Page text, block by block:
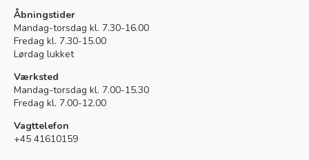
Åbningstider
Mandag-torsdag kl. 7.30-16.00
Fredag kl. 7.30-15.00
Lørdag lukket
Værksted
Mandag-torsdag kl. 7.00-15.30
Fredag kl. 7.00-12.00
Vagttelefon
+45 41610159